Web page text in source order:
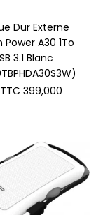
Dur Externe
Power A30 1To
3.1 Blanc
399,000